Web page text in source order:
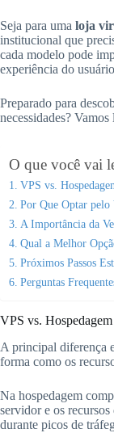
Seja para uma loja
institucional que
cada modelo pode
experiência do
Preparado para
necessidades? Vamos
O que você vai
VPS vs.
Por Que Optar pelo
A Importância da
Qual a Melhor
Próximos Passos
Perguntas
VPS vs.
A principal diferença
forma como os
Na hospedagem
servidor e os
durante picos de